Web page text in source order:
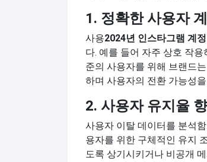
1. 정확한 사용자
사용2024년 인스타그램 계
다. 예를 들어 자주 상호 작
준의 사용자를 위해 브랜드
하며 사용자의 전환 가능성
2. 사용자 유지율
사용자 이탈 데이터를 분석
용자를 위한 구체적인 유지
도록 상기시키거나 비공개